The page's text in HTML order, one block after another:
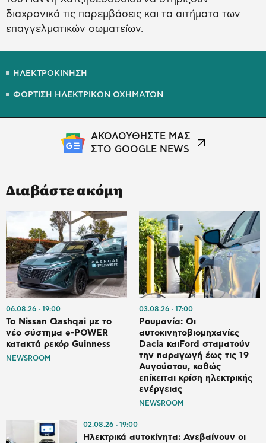
διαχρονικά τις παρεμβάσεις και τα αιτήματα των
επαγγελματικών σωματείων.
ΗΛΕΚΤΡΟΚΙΝΗΣΗ
ΦΟΡΤΙΣΗ ΗΛΕΚΤΡΙΚΩΝ ΟΧΗΜΑΤΩΝ
ΑΚΟΛΟΥΘΗΣΤΕ ΜΑΣ
ΣΤΟ GOOGLE NEWS
Διαβάστε ακόμη
06.08.26 19:00
Το Nissan Qashqai με το
νέο σύστημα e-POWER
κατακτά ρεκόρ Guinness
NEWSROOM
03.08.26 17:00
Ρουμανία: Οι
αυτοκινητοβιομηχανίες
Dacia και⁠Ford σταματούν
την παραγωγή έως τις 19
Αυγούστου, καθώς
επίκειται κρίση ηλεκτρικής
ενέργειας
NEWSROOM
02.08.26 19:00
Ηλεκτρικά αυτοκίνητα: Ανεβαίνουν οι